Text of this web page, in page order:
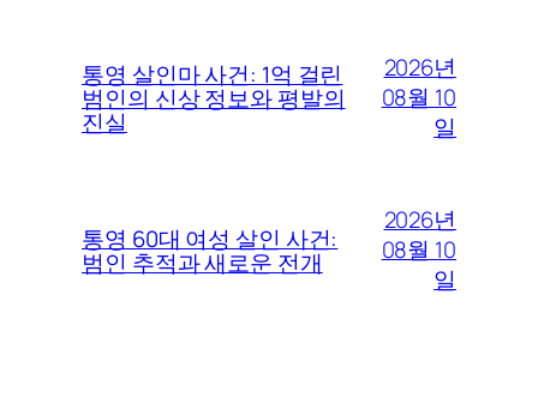
통영 살인마 사건: 1억 걸린
범인의 신상 정보와 평발의
진실
2026년
08월 10
일
통영 60대 여성 살인 사건:
범인 추적과 새로운 전개
2026년
08월 10
일